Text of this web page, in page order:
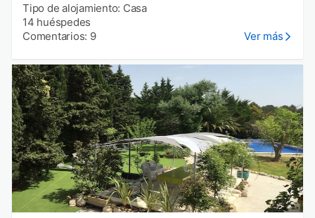
Tipo de alojamiento: Casa
14 huéspedes
Comentarios: 9
Ver más